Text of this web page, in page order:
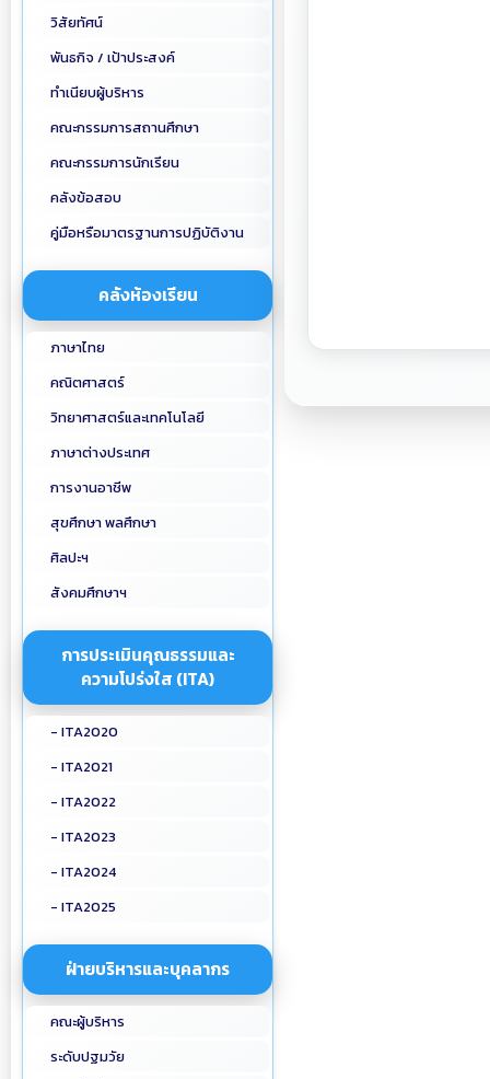
วิสัยทัศน์
พันธกิจ / เป้าประสงค์
ทำเนียบผู้บริหาร
คณะกรรมการสถานศึกษา
คณะกรรมการนักเรียน
คลังข้อสอบ
คู่มือหรือมาตรฐานการปฏิบัติงาน
คลังห้องเรียน
ภาษาไทย
คณิตศาสตร์
วิทยาศาสตร์และเทคโนโลยี
ภาษาต่างประเทศ
การงานอาชีพ
สุขศึกษา พลศึกษา
ศิลปะฯ
สังคมศึกษาฯ
การประเมินคุณธรรมและ
ความโปร่งใส (ITA)
- ITA2020
- ITA2021
- ITA2022
- ITA2023
- ITA2024
- ITA2025
ฝ่ายบริหารและบุคลากร
คณะผู้บริหาร
ระดับปฐมวัย